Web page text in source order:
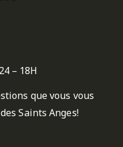
– 18H
que vous vous
Saints Anges!